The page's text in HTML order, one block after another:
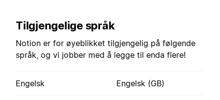
Tilgjengelige språk
Notion er for øyeblikket tilgjengelig på følgende
språk, og vi jobber med å legge til enda flere!
Engelsk Engelsk (GB)